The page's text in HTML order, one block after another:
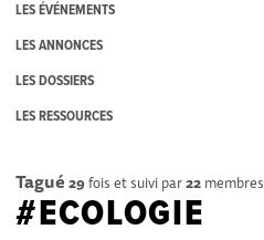
LES ÉVÉNEMENTS
LES ANNONCES
LES DOSSIERS
LES RESSOURCES
Tagué 29 fois et suivi par22 membres
#ECOLOGIE